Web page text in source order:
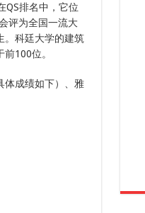
排名中，它位
评为全国一流大
。科廷大学的建筑
100位。
体成绩如下）、雅